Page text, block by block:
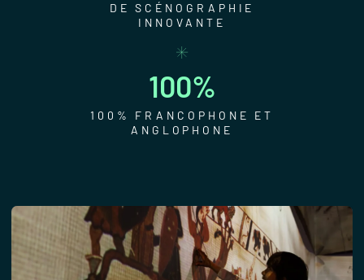
DE SCÉNOGRAPHIE
INNOVANTE
100%
100% FRANCOPHONE ET
ANGLOPHONE